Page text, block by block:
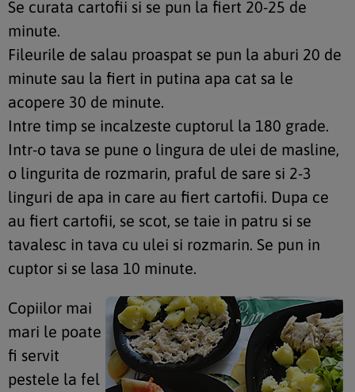
Se curata cartofii si se pun la fiert 20-25 de
minute.
Fileurile de salau proaspat se pun la aburi 20 de
minute sau la fiert in putina apa cat sa le
acopere 30 de minute.
Intre timp se incalzeste cuptorul la 180 grade.
Intr-o tava se pune o lingura de ulei de masline,
o lingurita de rozmarin, praful de sare si 2-3
linguri de apa in care au fiert cartofii. Dupa ce
au fiert cartofii, se scot, se taie in patru si se
tavalesc in tava cu ulei si rozmarin. Se pun in
cuptor si se lasa 10 minute.
Copiilor mai
mari le poate
fi servit
pestele la fel